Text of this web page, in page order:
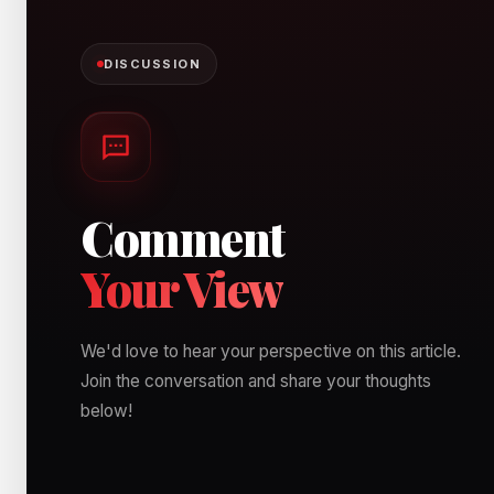
DISCUSSION
Comment
Your View
We'd love to hear your perspective on this article.
Join the conversation and share your thoughts
below!